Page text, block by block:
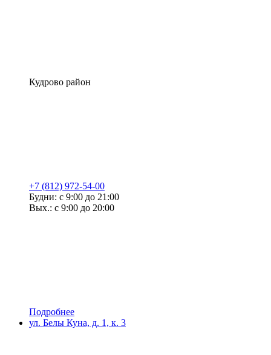
Кудрово район
+7 (812) 972-54-00
Будни: с 9:00 до 21:00
Вых.: с 9:00 до 20:00
Подробнее
ул. Белы Куна, д. 1, к. 3